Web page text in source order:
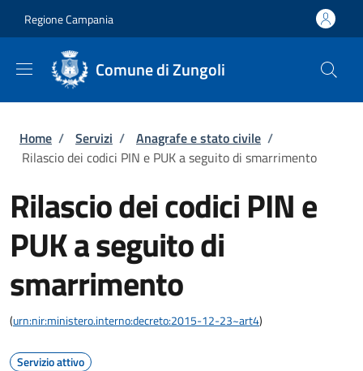
Regione Campania
Comune di Zungoli
Briciole di pane
Home / Servizi / Anagrafe e stato civile /
Rilascio dei codici PIN e PUK a seguito di smarrimento
Rilascio dei codici PIN e
PUK a seguito di
smarrimento
(urn:nir:ministero.interno:decreto:2015-12-23~art4)
Servizio attivo